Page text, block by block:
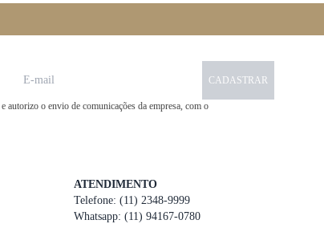
CADASTRAR
e autorizo o envio de comunicações da empresa, com o
ATENDIMENTO
Telefone: (11) 2348-9999
Whatsapp: (11) 94167-0780